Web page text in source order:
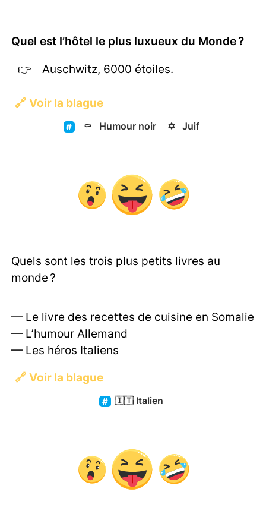
Quel est l’hôtel le plus luxueux du Monde ?
Auschwitz, 6000 étoiles.
🔗 Voir la blague
⚰️ Humour noir ✡️ Juif
Quels sont les trois plus petits livres au
monde ?
— Le livre des recettes de cuisine en Somalie
— L’humour Allemand
— Les héros Italiens
🔗 Voir la blague
🇮🇹 Italien